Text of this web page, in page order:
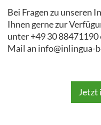
Bei Fragen zu unseren
Ihnen gerne zur
unter +49 30 88471190
Mail an info@inlingua-
Jetzt